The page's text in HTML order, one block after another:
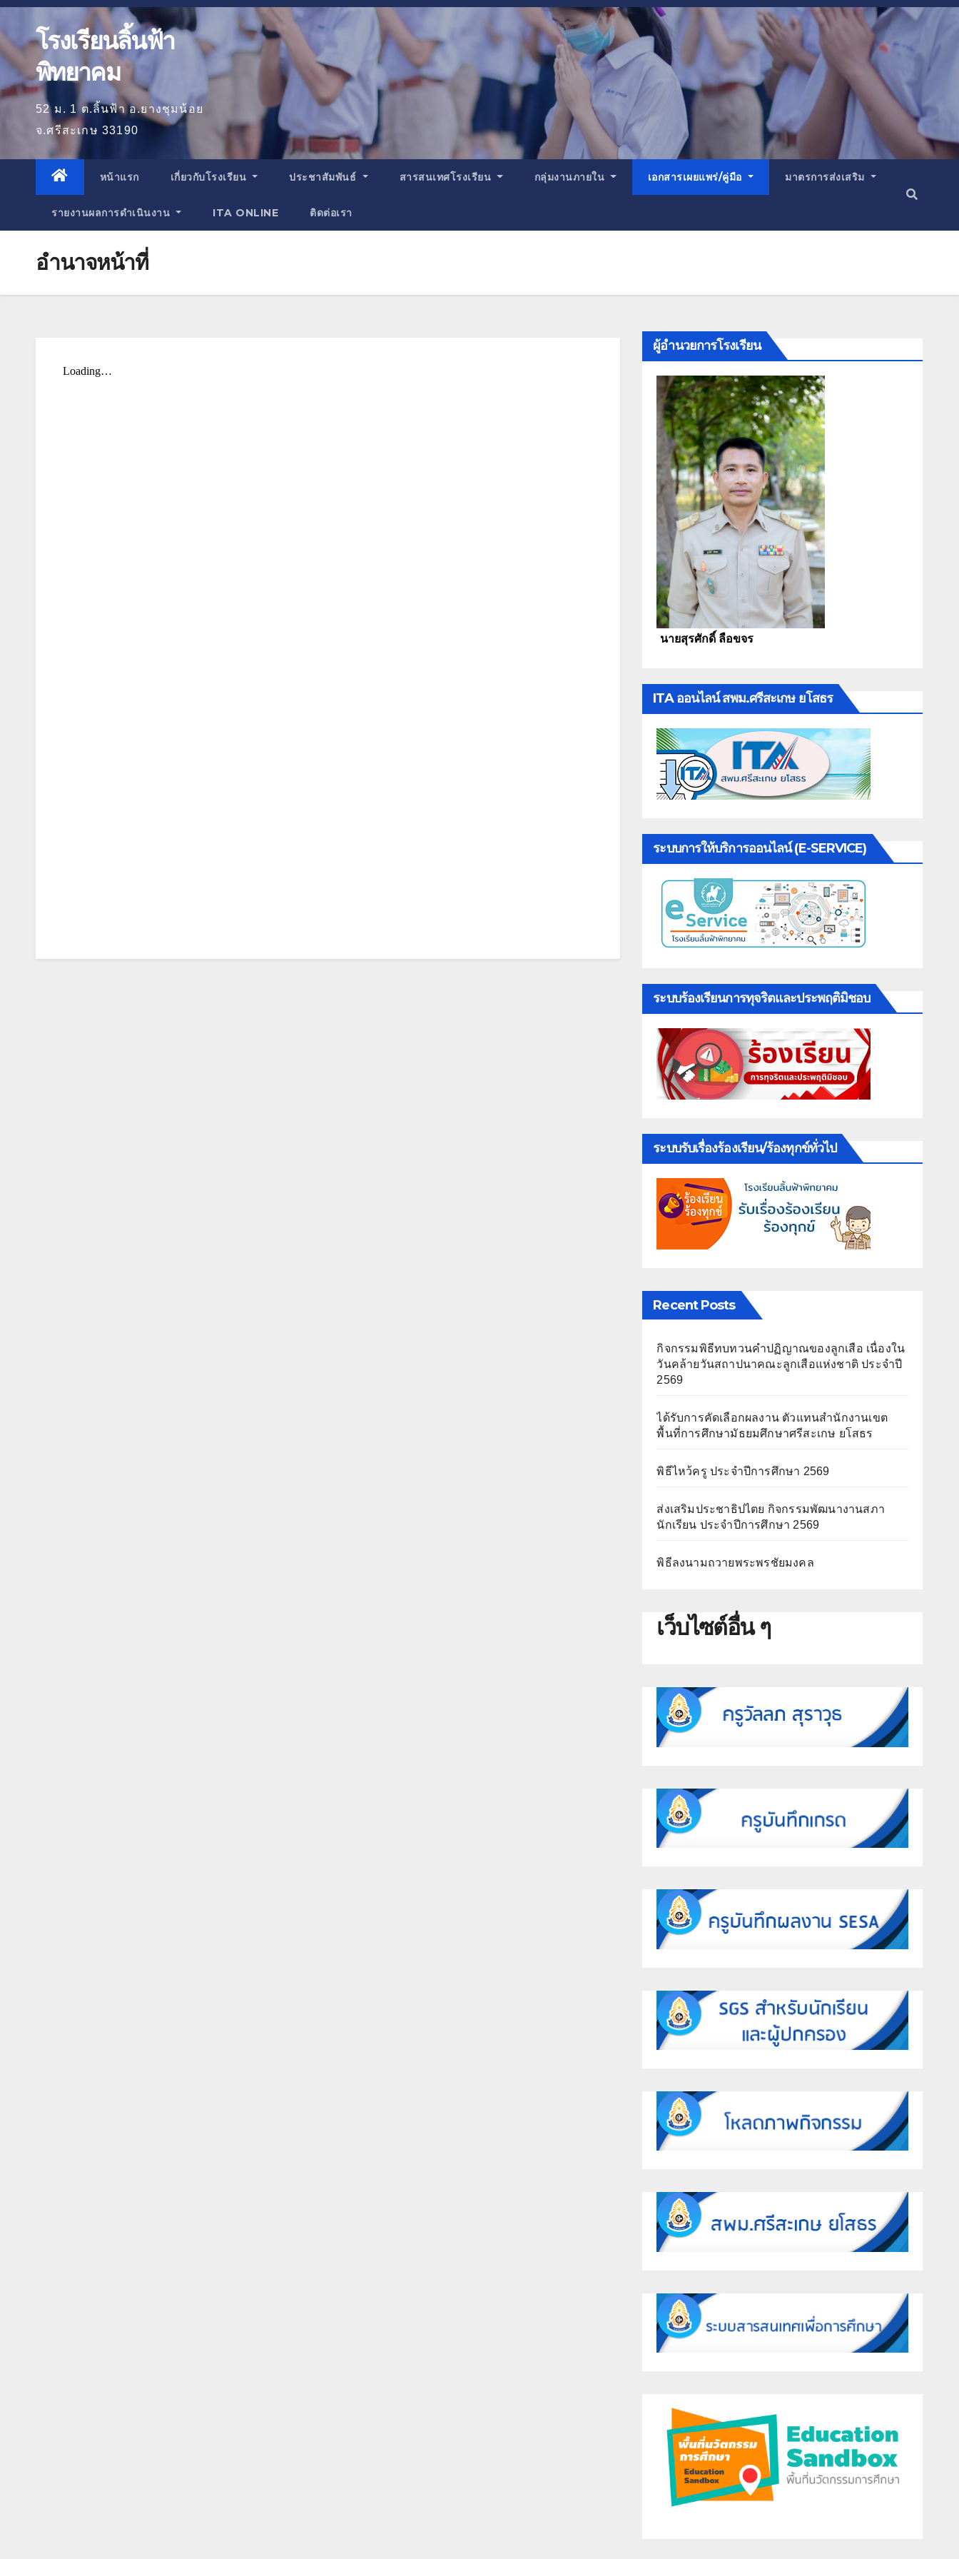
โรงเรียนลิ้นฟ้า
พิทยาคม
52 ม. 1 ต.ลิ้นฟ้า อ.ยางชุมน้อย
จ.ศรีสะเกษ 33190
หน้าแรก เกี่ยวกับโรงเรียน ประชาสัมพันธ์ สารสนเทศโรงเรียน กลุ่มงานภายใน เอกสารเผยแพร่/คู่มือ มาตรการส่งเสริม
รายงานผลการดำเนินงาน ITA ONLINE ติดต่อเรา
อำนาจหน้าที่
ผู้อำนวยการโรงเรียน
นายสุรศักดิ์ ลือขจร
ITA ออนไลน์ สพม.ศรีสะเกษ ยโสธร
ระบบการให้บริการออนไลน์ (E-SERVICE)
ระบบร้องเรียนการทุจริตและประพฤติมิชอบ
ระบบรับเรื่องร้องเรียน/ร้องทุกข์ทั่วไป
Recent Posts
กิจกรรมพิธีทบทวนคำปฏิญาณของลูกเสือ เนื่องใน
วันคล้ายวันสถาปนาคณะลูกเสือแห่งชาติ ประจำปี
2569
ได้รับการคัดเลือกผลงาน ตัวแทนสำนักงานเขต
พื้นที่การศึกษามัธยมศึกษาศรีสะเกษ ยโสธร
พิธีไหว้ครู ประจำปีการศึกษา 2569
ส่งเสริมประชาธิปไตย กิจกรรมพัฒนางานสภา
นักเรียน ประจำปีการศึกษา 2569
พิธีลงนามถวายพระพรชัยมงคล
เว็บไซต์อื่น ๆ